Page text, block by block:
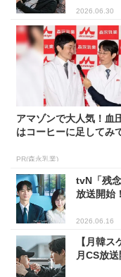
2026.06.30
アマゾンで大人気！血
はコーヒーに足してみ
PR(森永乳業)
tvN「残
放送開始
2026.06.16
【月韓
月CS放